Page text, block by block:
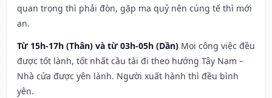
quan trọng thì phải đòn, gặp ma quỷ nên cúng tế thì mới
an.
Từ 15h-17h (Thân) và từ 03h-05h (Dần) Mọi công việc đều
được tốt lành, tốt nhất cầu tài đi theo hướng Tây Nam –
Nhà cửa được yên lành. Người xuất hành thì đều bình
yên.